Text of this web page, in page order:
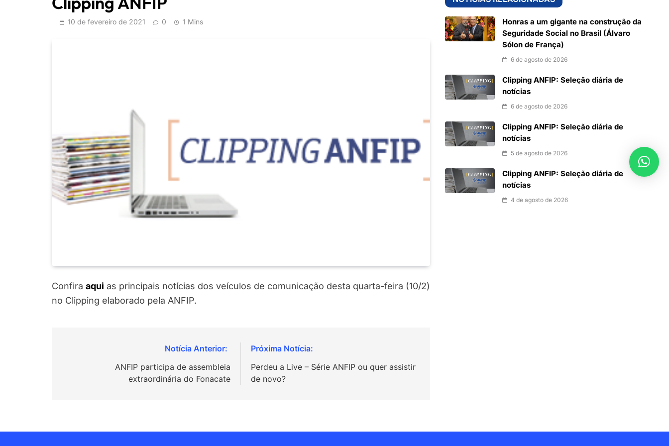
10 de fevereiro de 2021 0 1 Mins
Confira aqui as principais notícias dos veículos de comunicação desta quarta-feira (10/2)
no Clipping elaborado pela ANFIP.
ANFIP participa de assembleia
extraordinária do Fonacate
Perdeu a Live – Série ANFIP ou quer assistir
de novo?
Honras a um gigante na construção da
Seguridade Social no Brasil (Álvaro
Sólon de França)
6 de agosto de 2026
Clipping ANFIP: Seleção diária de
notícias
6 de agosto de 2026
Clipping ANFIP: Seleção diária de
notícias
5 de agosto de 2026
Clipping ANFIP: Seleção diária de
notícias
4 de agosto de 2026